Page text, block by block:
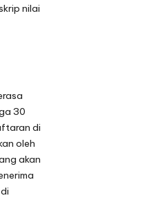
nilai
30
di
oleh
akan